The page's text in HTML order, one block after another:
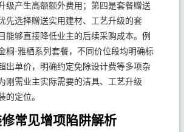
级产生高额额外费用；第四是套餐赠送
先选择赠送实用建材、工艺升级的套
能够直接降低业主的后续采购成本。例
桐·雅栖系列套餐，不同价位段均明确标
出单价，明确约定免除设计费等多项杂
刚需业主实际需要的洁具、工艺升级
的定位。
常见增项陷阱解析